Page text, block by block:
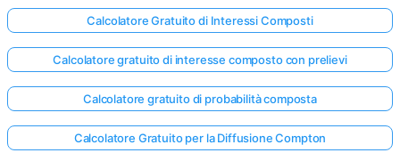
Calcolatore Gratuito di Interessi Composti
Calcolatore gratuito di interesse composto con prelievi
Calcolatore gratuito di probabilità composta
Calcolatore Gratuito per la Diffusione Compton